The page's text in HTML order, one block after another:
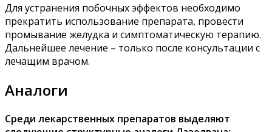
Для устранения побочных эффектов необходимо
прекратить использование препарата, провести
промывание желудка и симптоматическую терапию.
Дальнейшее лечение – только после консультации с
лечащим врачом.
Аналоги
Среди лекарственных препаратов выделяют